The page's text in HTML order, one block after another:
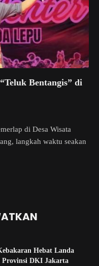
Bentangis” di
di Desa Wisata
langkah waktu seakan
Hebat Landa
Provinsi DKI Jakarta